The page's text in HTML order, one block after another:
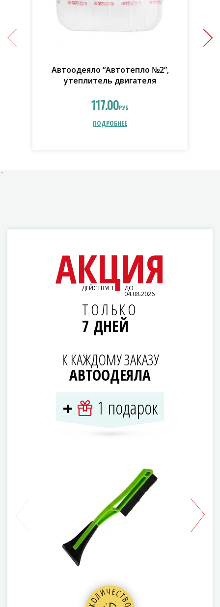
Автоодеяло “Автотепло №2”,
утеплитель двигателя
117.00РУБ
ПОДРОБНЕЕ
`
АКЦИЯ
ДЕЙСТВУЕТ ДО
04.08.2026
ТОЛЬКО
7 ДНЕЙ
К КАЖДОМУ ЗАКАЗУ
АВТООДЕЯЛА
+ 1 подарок